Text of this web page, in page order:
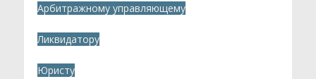
Арбитражному управляющему
Ликвидатору
Юристу